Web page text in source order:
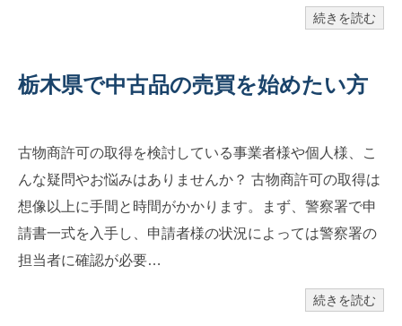
続きを読む
栃木県で中古品の売買を始めたい方
古物商許可の取得を検討している事業者様や個人様、こ
んな疑問やお悩みはありませんか？ 古物商許可の取得は
想像以上に手間と時間がかかります。まず、警察署で申
請書一式を入手し、申請者様の状況によっては警察署の
担当者に確認が必要…
続きを読む